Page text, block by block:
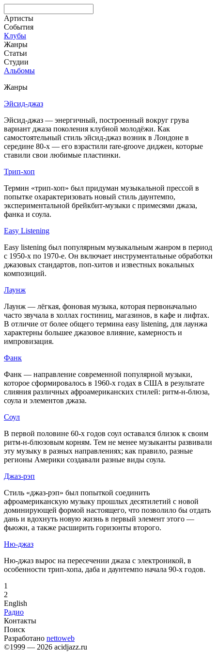
Артисты
События
Клубы
Жанры
Статьи
Студии
Альбомы
Жанры
Эйсид-джаз
Эйсид-джаз — энергичный, построенный вокруг грува
вариант джаза поколения клубной молодёжи. Как
самостоятельный стиль эйсид-джаз возник в Лондоне в
середине 80-х — его взрастили rare-groove диджеи, которые
ставили свои любимые пластинки.
Трип-хоп
Термин «трип-хоп» был придуман музыкальной прессой в
попытке охарактеризовать новый стиль даунтемпо,
экспериментальной брейкбит-музыки с примесями джаза,
фанка и соула.
Easy Listening
Easy listening был популярным музыкальным жанром в период
с 1950-х по 1970-е. Он включает инструментальные обработки
джазовых стандартов, поп-хитов и известных вокальных
композиций.
Лаунж
Лаунж — лёгкая, фоновая музыка, которая первоначально
часто звучала в холлах гостиниц, магазинов, в кафе и лифтах.
В отличие от более общего термина easy listening, для лаунжа
характерны большее джазовое влияние, камерность и
импровизация.
Фанк
Фанк — направление современной популярной музыки,
которое сформировалось в 1960-х годах в США в результате
слияния различных афроамериканских стилей: ритм-н-блюза,
соула и элементов джаза.
Соул
В первой половине 60-х годов соул оставался близок к своим
ритм-н-блюзовым корням. Тем не менее музыканты развивали
эту музыку в разных направлениях; как правило, разные
регионы Америки создавали разные виды соула.
Джаз-рэп
Стиль «джаз-рэп» был попыткой соединить
афроамериканскую музыку прошлых десятилетий с новой
доминирующей формой настоящего, что позволило бы отдать
дань и вдохнуть новую жизнь в первый элемент этого —
фьюжн, а также расширить горизонты второго.
Ню-джаз
Ню-джаз вырос на пересечении джаза с электроникой, в
особенности трип-хопа, даба и даунтемпо начала 90-х годов.
1
2
English
Радио
Контакты
Поиск
Разработано nettoweb
©1999 — 2026 acidjazz.ru